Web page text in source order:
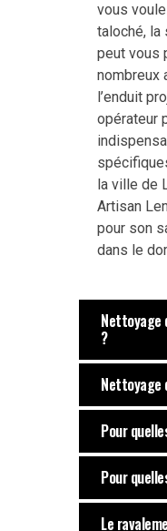
vous
taloché, la
peut vous
nombreux
l’enduit
opérateur
la ville de
Artisan
pour son
dans le
Nettoyage
?
Nettoyage
Pour
Pour
Le